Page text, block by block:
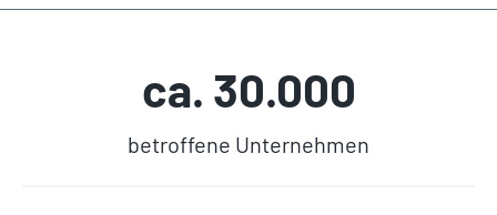
ca. 30.000
betroffene Unternehmen